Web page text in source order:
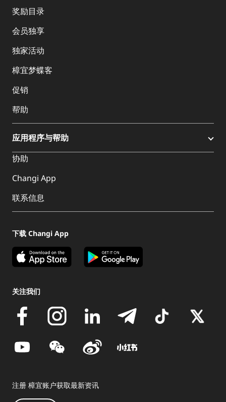
奖励目录
会员独享
独家活动
樟宜梦蝶客
促销
帮助
应用程序与帮助
协助
Changi App
联系信息
下载 Changi App
关注我们
注册 樟宜账户获取最新资讯